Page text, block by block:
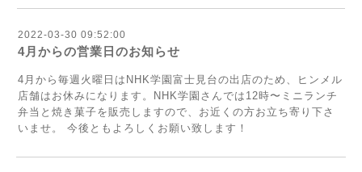
2022-03-30 09:52:00
4月からの営業日のお知らせ
4月から毎週火曜日はNHK学園富士見台の出店のため、ヒンメル
店舗はお休みになります。NHK学園さんでは12時〜ミニランチ
弁当と焼き菓子を販売しますので、お近くの方お立ち寄り下さ
いませ。 今後ともよろしくお願い致します！